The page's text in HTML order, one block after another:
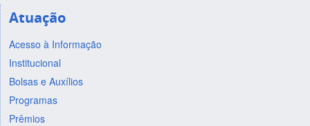
Atuação
Acesso à Informação
Institucional
Bolsas e Auxílios
Programas
Prêmios